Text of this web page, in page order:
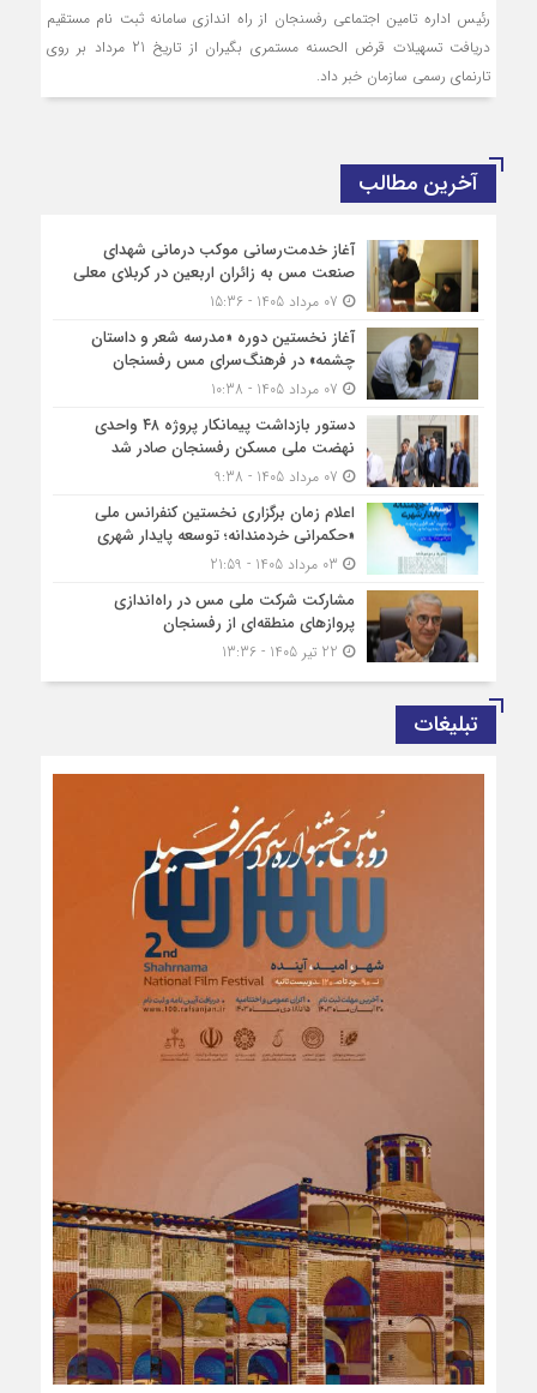
رئیس اداره تامین اجتماعی رفسنجان از راه اندازی سامانه ثبت‌ نام مستقیم
دریافت تسهیلات قرض‌ الحسنه مستمری بگیران از تاریخ 21‏ مرداد بر روی
تارنمای رسمی سازمان خبر داد.
آخرین مطالب
آغاز خدمت‌رسانی موکب درمانی شهدای
صنعت مس به زائران اربعین در کربلای معلی
آغاز نخستین دوره «مدرسه شعر و داستان
چشمه» در فرهنگ‌سرای مس رفسنجان
دستور بازداشت پیمانکار پروژه ۴۸ واحدی
نهضت ملی مسکن رفسنجان صادر شد
اعلام زمان برگزاری نخستین کنفرانس ملی
«حکمرانی خردمندانه؛ توسعه پایدار شهری
مشارکت شرکت ملی مس در راه‌اندازی
پروازهای منطقه‌ای از رفسنجان
تبلیغات